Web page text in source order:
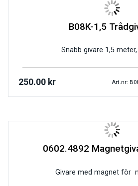
B08K-1,5
Snabb givare 1,5
250.00 kr Art.nr:
0602.4892
Givare med magnet för